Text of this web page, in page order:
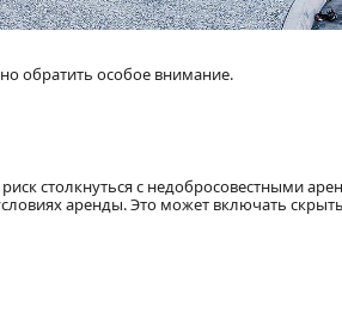
обратить особое внимание.
столкнуться с недобросовестными
аренды. Это может включать